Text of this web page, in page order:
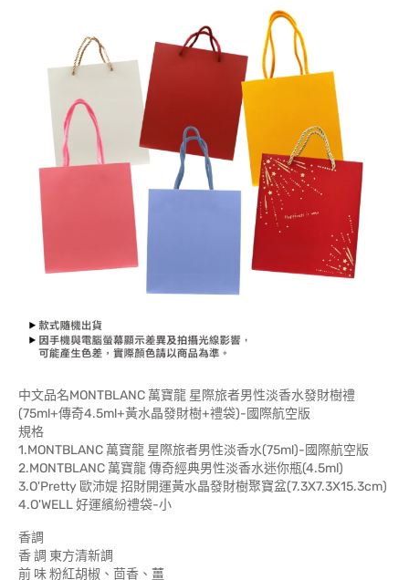
中文品名MONTBLANC 萬寶龍 星際旅者男性淡香水發財樹禮
(75ml+傳奇4.5ml+黃水晶發財樹+禮袋)-國際航空版
規格
1.MONTBLANC 萬寶龍 星際旅者男性淡香水(75ml)-國際航空版
2.MONTBLANC 萬寶龍 傳奇經典男性淡香水迷你瓶(4.5ml)
3.O'Pretty 歐沛媞 招財開運黃水晶發財樹聚寶盆(7.3X7.3X15.3cm)
4.O'WELL 好運繽紛禮袋-小
香調
香 調 東方清新調
前 味 粉紅胡椒、茴香、薑